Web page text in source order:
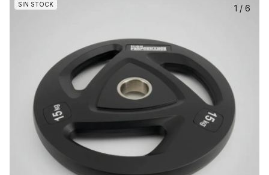
SIN STOCK 1 / 6